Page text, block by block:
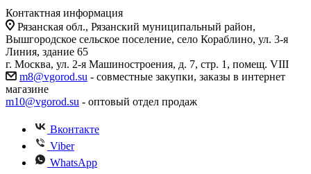
Контактная информация
Рязанская обл., Рязанский муниципальный район,
Вышгородское сельское поселение, село Кораблино, ул. 3-я
Линия, здание 65
г. Москва, ул. 2-я Машиностроения, д. 7, стр. 1, помещ. VIII
m8@vgorod.su - совместные закупки, заказы в интернет
магазине
m10@vgorod.su - оптовый отдел продаж
Вконтакте
Viber
WhatsApp